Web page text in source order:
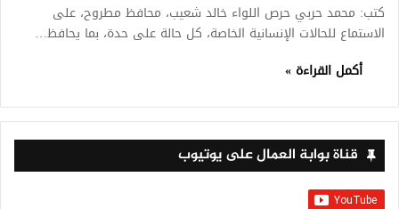
كتب: محمد حربي حرص اللواء خالد شعيب، محافظ مطروح، على
الاستماع للحالات الإنسانية الخاصة، كل حالة على حدة، بما يحافظ…
أكمل القراءة »
قناة بوابة العمال على يوتيوب